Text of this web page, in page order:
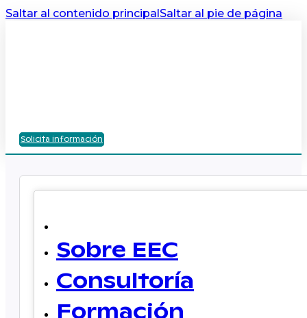
Saltar al contenido principalSaltar al pie de página
Solicita información
Sobre EEC
Consultoría
Formación